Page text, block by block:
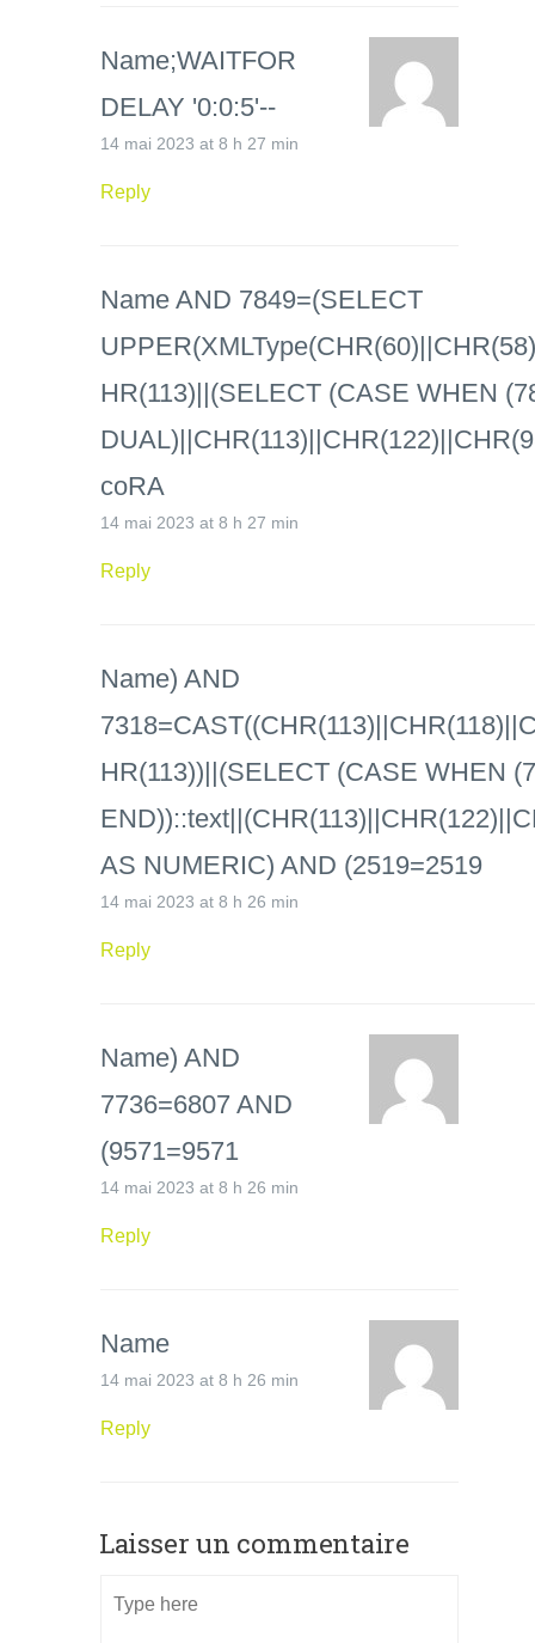
Name;WAITFOR
DELAY '0:0:5'--
14 mai 2023 at 8 h 27 min
Reply
Name AND 7849=(SELECT
HR(113)||(SELECT (CASE WHEN
coRA
14 mai 2023 at 8 h 27 min
Reply
Name) AND
HR(113))||(SELECT (CASE WHEN
AS NUMERIC) AND (2519=2519
14 mai 2023 at 8 h 26 min
Reply
Name) AND
7736=6807 AND
(9571=9571
14 mai 2023 at 8 h 26 min
Reply
Name
14 mai 2023 at 8 h 26 min
Reply
Laisser un commentaire